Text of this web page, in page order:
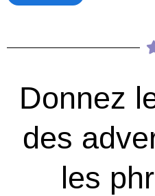
Donnez
des
les